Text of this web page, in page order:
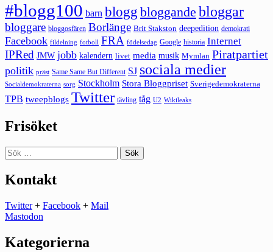
#blogg100 barn blogg bloggande bloggar
bloggare bloggosfären Borlänge Brit Stakston deepedition demokrati
Facebook fildelning fotboll FRA födelsedag Google historia Internet
IPRed JMW jobb kalendern livet media musik Mymlan Piratpartiet
politik präst Same Same But Different SJ sociala medier
Socialdemokraterna sorg Stockholm Stora Bloggpriset Sverigedemokraterna
TPB tweepblogs Twitter tävling tåg U2 Wikileaks
Frisöket
Sök
efter:
Kontakt
Twitter+ Facebook + Mail
Mastodon
Kategorierna